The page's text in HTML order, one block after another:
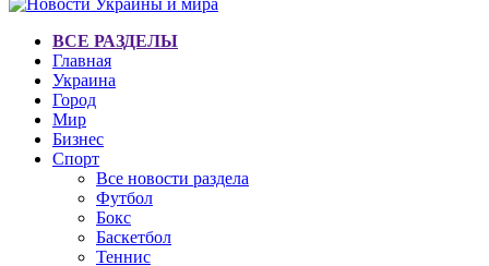
ВСЕ РАЗДЕЛЫ
Главная
Украина
Город
Мир
Бизнес
Спорт
Все новости раздела
Футбол
Бокс
Баскетбол
Теннис